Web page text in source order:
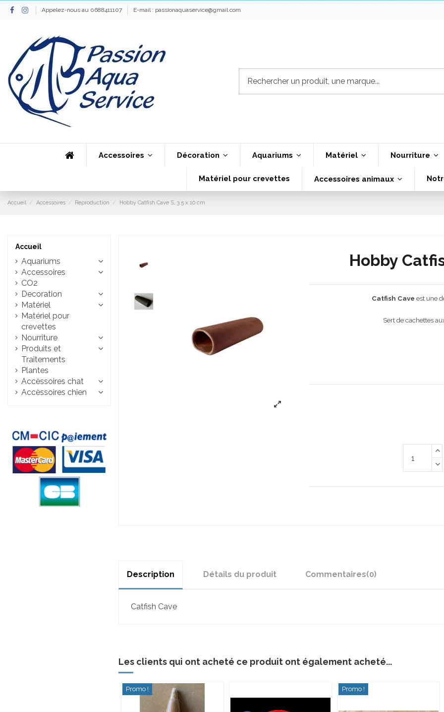
Appelez-nous au 0688411107 E-mail : passionaquaservice@gmail.com
Accessoires Décoration Aquariums Matériel Nourriture
Matériel pour crevettes Accessoires animaux
Accueil Accessoires Reproduction Hobby Catfish Cave S, 3.5 x 10 cm
Hobby
Catfish Cave est une
Sert de cachettes
Description Détails du produit Commentaires(0)
Catfish Cave
Les clients qui ont acheté ce produit ont également acheté...
Promo ! Promo !
Accueil
Aquariums
Accessoires
CO2
Decoration
Matériel
Matériel pour
crevettes
Nourriture
Produits et
Traitements
Plantes
Accèssoires chat
Accèssoires chien